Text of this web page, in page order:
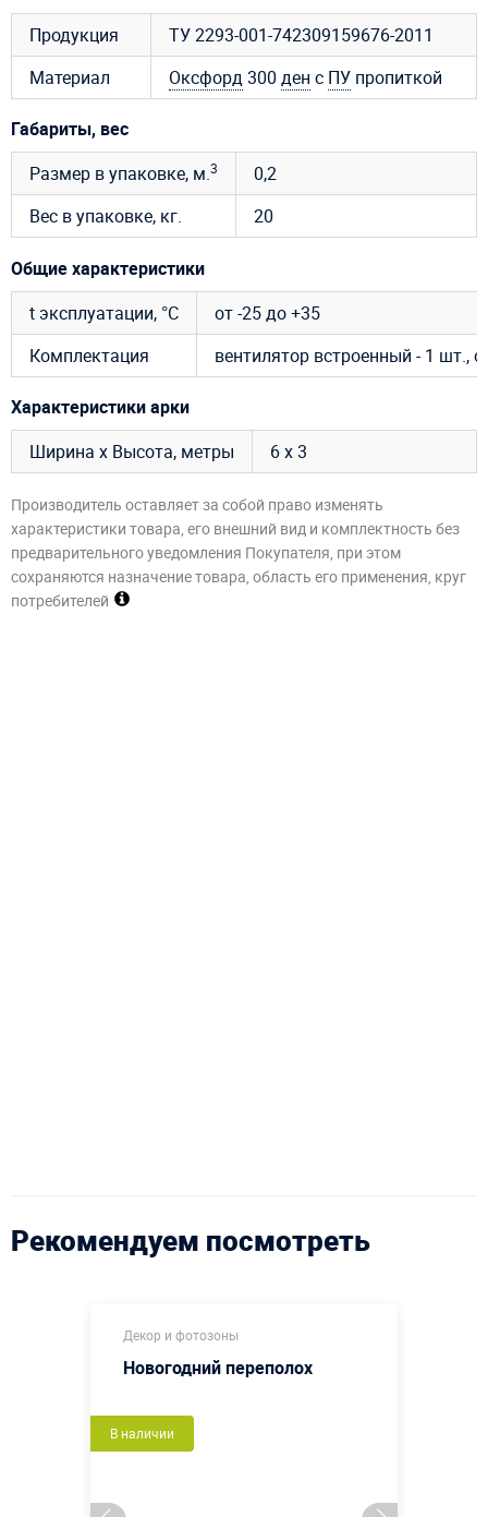
Продукция
ТУ 2293-001-742309159676-2011
Материал
Оксфорд300 ден с ПУ пропиткой
Габариты, вес
Размер в упаковке, м.3
0,2
Вес в упаковке, кг.
20
Общие характеристики
t эксплуатации, °C
от -25 до +35
Комплектация
вентилятор встроенный - 1 шт.,
Характеристики арки
Ширина х Высота, метры
6 х 3
Производитель оставляет за собой право изменять
характеристики товара, его внешний вид и комплектность без
предварительного уведомления Покупателя, при этом
сохраняются назначение товара, область его применения, круг
потребителей
Рекомендуем посмотреть
Декор и фотозоны
Новогодний переполох
В наличии